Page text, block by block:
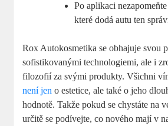
Po aplikaci
které dodá⁣ autu‍ ten⁤
Rox Autokosmetika se obhajuje ⁢svou
sofistikovanými technologiemi, ale i
filozofií za svými produkty.⁣ Všichni
není jen o estetice,‍ ale také o⁢ jeho
hodnotě. ⁢Takže pokud se‍ chystáte ⁢na
určitě‌ se podívejte, ​co nového mají ‍v